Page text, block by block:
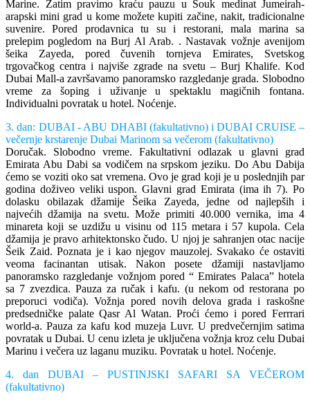
Marine. Zatim pravimo kraću pauzu u Souk medinat Jumeirah-
arapski mini grad u kome možete kupiti začine, nakit, tradicionalne
suvenire. Pored prodavnica tu su i restorani, mala marina sa
prelepim pogledom na Burj Al Arab. . Nastavak vožnje avenijom
šeika Zayeda, pored čuvenih tornjeva Emirates, Svetskog
trgovačkog centra i najviše zgrade na svetu – Burj Khalife. Kod
Dubai Mall-a završavamo panoramsko razgledanje grada. Slobodno
vreme za šoping i uživanje u spektaklu magičnih fontana.
Individualni povratak u hotel. Noćenje.
3. dan: DUBAI - ABU DHABI (fakultativno) i DUBAI CRUISE –
večernje krstarenje Dubai Marinom sa večerom (fakultativno)
Doručak. Slobodno vreme. Fakultativni odlazak u glavni grad
Emirata Abu Dabi sa vodičem na srpskom jeziku. Do Abu Dabija
ćemo se voziti oko sat vremena. Ovo je grad koji je u poslednjih par
godina doživeo veliki uspon. Glavni grad Emirata (ima ih 7). Po
dolasku obilazak džamije Šeika Zayeda, jedne od najlepših i
najvećih džamija na svetu. Može primiti 40.000 vernika, ima 4
minareta koji se uzdižu u visinu od 115 metara i 57 kupola. Cela
džamija je pravo arhitektonsko čudo. U njoj je sahranjen otac nacije
Šeik Zaid. Poznata je i kao njegov mauzolej. Svakako će ostaviti
veoma facinantan utisak. Nakon posete džamiji nastavljamo
panoramsko razgledanje vožnjom pored “ Emirates Palaca” hotela
sa 7 zvezdica. Pauza za ručak i kafu. (u nekom od restorana po
preporuci vodiča). Vožnja pored novih delova grada i raskošne
predsedničke palate Qasr Al Watan. Proći ćemo i pored Ferrrari
world-a. Pauza za kafu kod muzeja Luvr. U predvečernjim satima
povratak u Dubai. U cenu izleta je uključena vožnja kroz celu Dubai
Marinu i večera uz laganu muziku. Povratak u hotel. Noćenje.
4. dan DUBAI – PUSTINJSKI SAFARI SA VEČEROM
(fakultativno)